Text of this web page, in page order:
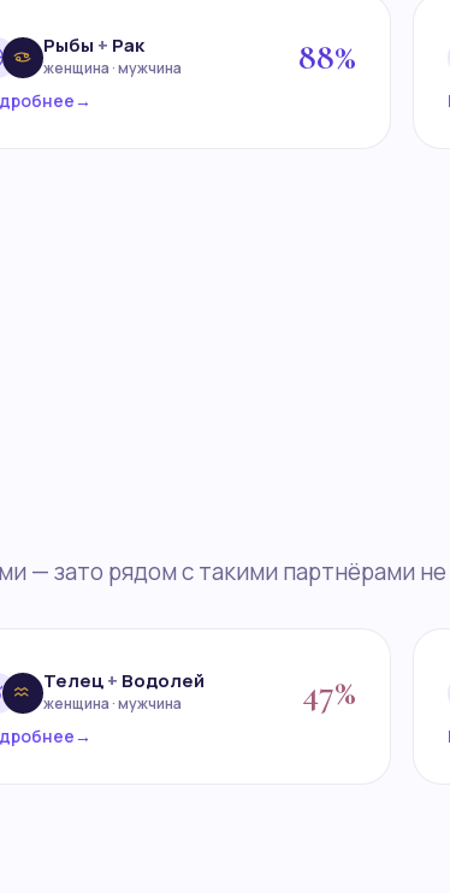
Рыбы + Рак
женщина · мужчина 88%
→
— зато рядом с такими партнёрами
Телец+ Водолей
женщина · мужчина 47%
→